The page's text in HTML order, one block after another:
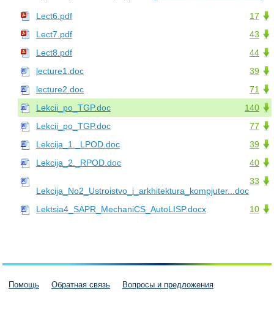
17
Lect6.pdf
43
Lect7.pdf
44
Lect8.pdf
39
lecture1.doc
71
lecture2.doc
140
Lekcii_po_TGP.doc
77
Lekcii_po_TGP.doc
39
Lekcija_1._LPOD.doc
40
Lekcija_2._RPOD.doc
33
Lekcija_No2_Ustroistvo_i_arkhitektura_kompjuter...doc
10
Lektsia4_SAPR_MechaniCS_AutoLISP.docx
Помощь Обратная связь Вопросы и предложения